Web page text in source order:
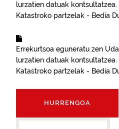
lurzatien datuak kontsultatzea.
Katastroko partzelak - Bedia
Errekurtsoa eguneratu zen
lurzatien datuak kontsultatzea.
Katastroko partzelak - Bedia
HURRENGOA